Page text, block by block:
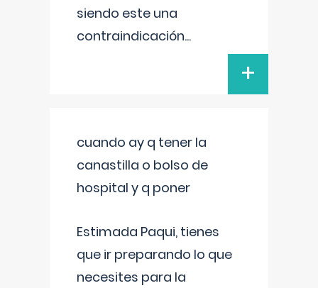
siendo este una
contraindicación...
+
cuando ay q tener la
canastilla o bolso de
hospital y q poner
Estimada Paqui, tienes
que ir preparando lo que
necesites para la